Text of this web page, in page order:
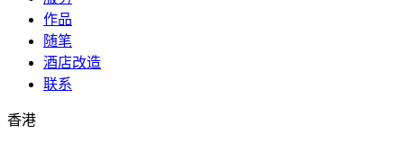
作品
随笔
酒店改造
联系
香港